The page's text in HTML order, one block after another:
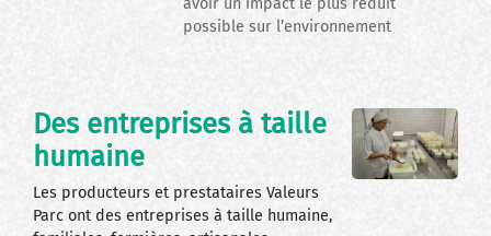
avoir un impact le plus réduit
possible sur l’environnement
Des entreprises à taille
humaine
Les producteurs et prestataires Valeurs
Parc ont des entreprises à taille humaine,